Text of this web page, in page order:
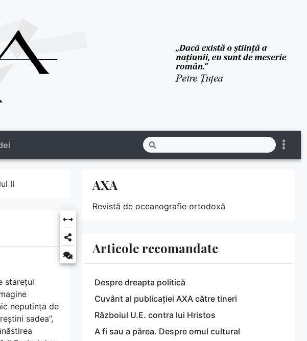
II
starețul
neputința de
sadea”,
AXA
Revistă de oceanografie ortodoxă
Articole recomandate
Despre dreapta politică
Cuvânt al publicației AXA către tineri
Războiul U.E. contra lui Hristos
A fi sau a părea. Despre omul cultural